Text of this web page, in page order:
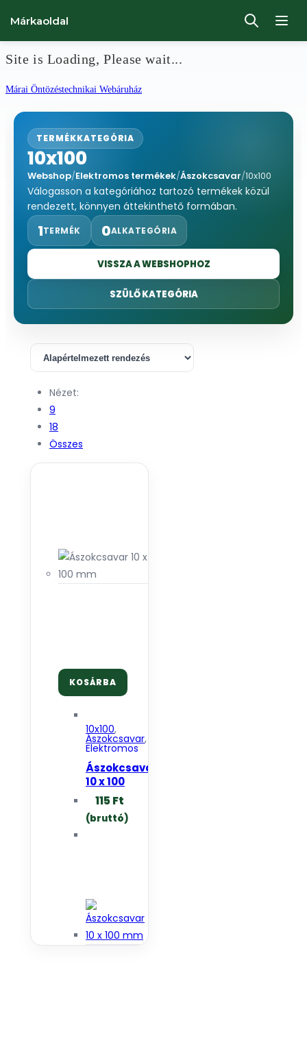
Site is Loading, Please wait...
Ugrás
tartalomhoz
Márai Öntözéstechnikai Webáruház
Márkaoldal
TERMÉKKATEGÓRIA
10x100
Webshop/Elektromos termékek/Ászokcsavar/10x100
Válogasson a kategóriához tartozó termékek közül
rendezett, könnyen áttekinthető formában.
1TERMÉK 0ALKATEGÓRIA
VISSZA A WEBSHOPHOZ
SZÜLŐ KATEGÓRIA
Nézet:
9
18
Összes
KOSÁRBA
10x100,
Ászokcsavar,
Elektromos
termékek
Ászokcsavar
10 x 100
mm
115Ft
(bruttó)